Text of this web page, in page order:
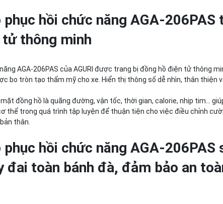
hồi chức năng AGA-206PAS
thông minh
AGA-206PAS của AGURI được trang bị đồng hồ điện tử thông
bo tròn tạo thẩm mỹ cho xe. Hiển thị thông số dễ nhìn, thân thiện
đồng hồ là quãng đường, vận tốc, thời gian, calorie, nhịp tim...
thể trong quá trình tập luyện để thuận tiện cho việc điều chỉnh
thân.
hồi chức năng AGA-206PAS
đai toàn bánh đà, đảm bảo an